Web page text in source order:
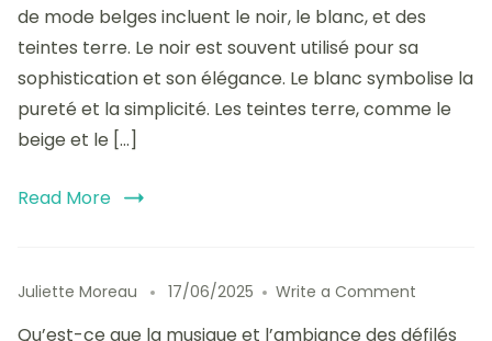
défilés
de
mode
:
de mode belges incluent le noir, le blanc, et des
teintes terre. Le noir est souvent utilisé pour sa
sophistication et son élégance. Le blanc symbolise la
pureté et la simplicité. Les teintes terre, comme le
beige et le […]
Read More
Juliette Moreau 17/06/2025 Write a Comment
musique
Qu’est-ce que la musique et l’ambiance des défilés